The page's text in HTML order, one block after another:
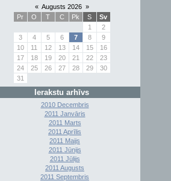
« Augusts 2026 »
Pr
O T C Pk S
Sv
1
2
3
4 5 6 7 8
9
10
11 12 13 14 15
16
17
18 19 20 21 22
23
24
25 26 27 28 29
30
31
Ierakstu arhīvs
2010 Decembris
2011 Janvāris
2011 Marts
2011 Aprīlis
2011 Maijs
2011 Jūnijs
2011 Jūlijs
2011 Augusts
2011 Septembris